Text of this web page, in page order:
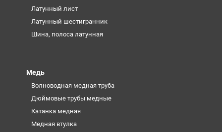
Латунный лист
Латунный шестигранник
Шина, полоса латунная
Медь
Волноводная медная труба
Дюймовые трубы медные
Катанка медная
Медная втулка